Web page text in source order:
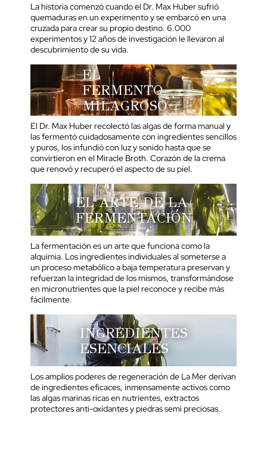
La historia comenzó cuando el Dr. Max Huber sufrió
quemaduras en un experimento y se embarcó en una
cruzada para crear su propio destino. 6.000
experimentos y 12 años de investigación le llevaron al
descubrimiento de su vida.
EL
FERMENTO
MILAGROSO
El Dr. Max Huber recolectó las algas de forma manual y
las fermentó cuidadosamente con ingredientes sencillos
y puros, los infundió con luz y sonido hasta que se
convirtieron en el Miracle Broth. Corazón de la crema
que renovó y recuperó el aspecto de su piel.
EL ARTE DE LA
FERMENTACIÓN
La fermentación es un arte que funciona como la
alquimia. Los ingredientes individuales al someterse a
un proceso metabólico a baja temperatura preservan y
refuerzan la integridad de los mismos, transformándose
en micronutrientes que la piel reconoce y recibe más
fácilmente.
INGREDIENTES
ESENCIALES
Los amplios poderes de regeneración de La Mer derivan
de ingredientes eficaces, inmensamente activos como
las algas marinas ricas en nutrientes, extractos
protectores anti-oxidantes y piedras semi preciosas.